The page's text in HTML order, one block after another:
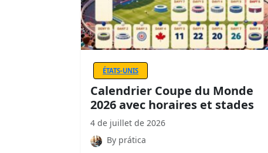
ÉTATS-UNIS
Calendrier Coupe du Monde
2026 avec horaires et stades
4 de juillet de 2026
By prática